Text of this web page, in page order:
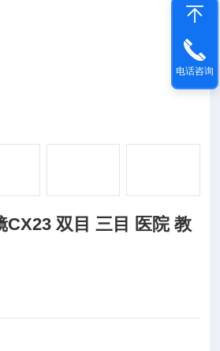
CX23 双目 三目 医院 教
电话咨询